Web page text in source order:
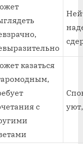
казаться
с